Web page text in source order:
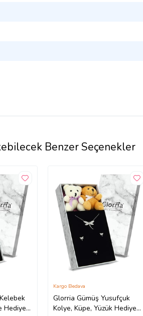
Benzer Seçenekler
Hediye
Glorria Gümüş Yusufçuk
Kolye, Küpe, Yüzük Hediye
Kargo Bedava